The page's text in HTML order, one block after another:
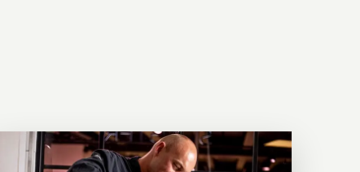
Læs mere om Indstillinger & kriterier